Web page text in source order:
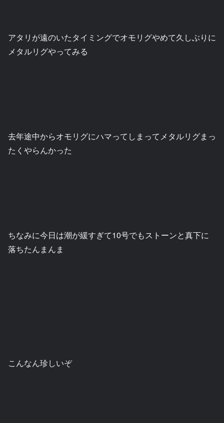
アタリが遠のいたタイミングでオモリグやめて久しぶりに
メタルリグやってみる
去年途中からオモリグにハマってしまってメタルリグまっ
たくやらんかった
ちなみに今日は潮が緩すぎて10号でもストーンと真下に
落ちたんまんま
こんなん珍しいぞ